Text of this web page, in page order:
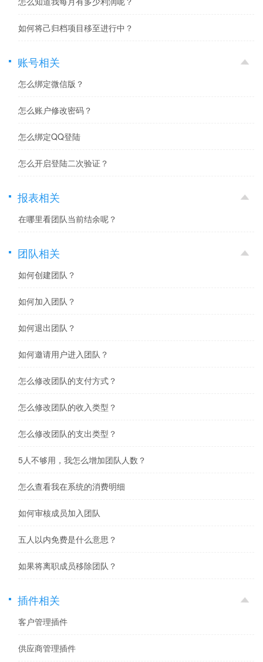
如何将己归档项目移至进行中？
账号相关
怎么绑定微信版？
怎么账户修改密码？
怎么绑定QQ登陆
怎么开启登陆二次验证？
报表相关
在哪里看团队当前结余呢？
团队相关
如何创建团队？
如何加入团队？
如何退出团队？
如何邀请用户进入团队？
怎么修改团队的支付方式？
怎么修改团队的收入类型？
怎么修改团队的支出类型？
5人不够用，我怎么增加团队人数？
怎么查看我在系统的消费明细
如何审核成员加入团队
五人以内免费是什么意思？
如果将离职成员移除团队？
插件相关
客户管理插件
供应商管理插件